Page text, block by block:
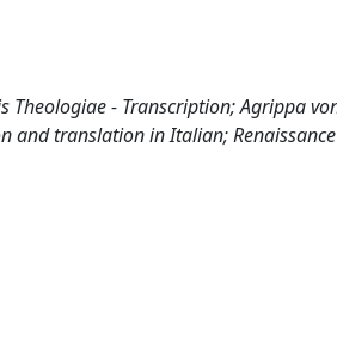
- Transcription; Agrippa
and translation in Italian;